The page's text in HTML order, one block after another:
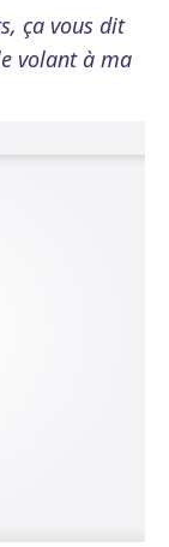
ça vous dit
volant à ma